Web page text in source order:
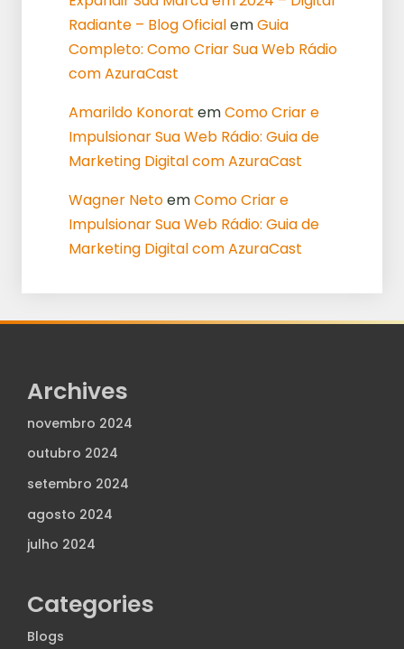
Radiante – Blog OficialemGuia
Completo: Como Criar Sua Web Rádio
com AzuraCast
Amarildo Konorat emComo Criar e
Impulsionar Sua Web Rádio: Guia de
Marketing Digital com AzuraCast
Wagner NetoemComo Criar e
Impulsionar Sua Web Rádio: Guia de
Marketing Digital com AzuraCast
Archives
novembro 2024
outubro 2024
setembro 2024
agosto 2024
julho 2024
Categories
Blogs